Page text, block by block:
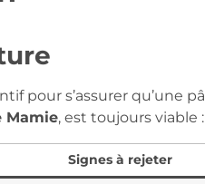
pour s’assurer qu’une
Mamie, est toujours viable :
Signes à rejeter